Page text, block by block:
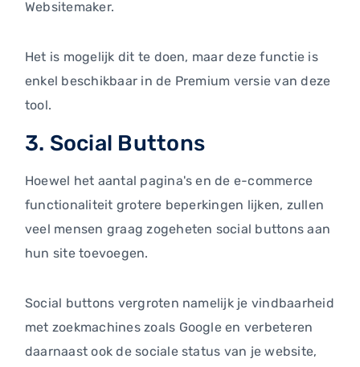
Websitemaker.
Het is mogelijk dit te doen, maar deze functie is
enkel beschikbaar in de Premium versie van deze
tool.
3. Social Buttons
Hoewel het aantal pagina's en de e-commerce
functionaliteit grotere beperkingen lijken, zullen
veel mensen graag zogeheten social buttons aan
hun site toevoegen.
Social buttons vergroten namelijk je vindbaarheid
met zoekmachines zoals Google en verbeteren
daarnaast ook de sociale status van je website,